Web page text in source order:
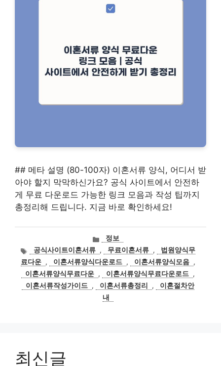
## 메타 설명 (80-100자) 이혼서류 양식, 어디서 받
아야 할지 막막하신가요? 공식 사이트에서 안전하
게 무료 다운로드 가능한 링크 모음과 작성 팁까지
총정리해 드립니다. 지금 바로 확인하세요!
카
고
리
정보
태
그
공식사이트이혼서류 , 무료이혼서류 ,
법원양식무
료다운 , 이혼서류양식다운로드 , 이혼서류양식모음 ,
이혼서류양식무료다운 , 이혼서류양식무료다운로드 ,
이혼서류작성가이드 , 이혼서류총정리 ,
이혼절차안
내
최신글